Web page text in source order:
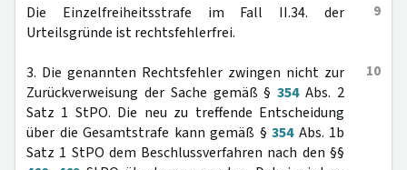
9
Die Einzelfreiheitsstrafe im Fall II.34. der
Urteilsgründe ist rechtsfehlerfrei.
10
3. Die genannten Rechtsfehler zwingen nicht zur
Zurückverweisung der Sache gemäß §354Abs. 2
Satz 1 StPO. Die neu zu treffende Entscheidung
über die Gesamtstrafe kann gemäß § 354Abs. 1b
Satz 1 StPO dem Beschlussverfahren nach den §§